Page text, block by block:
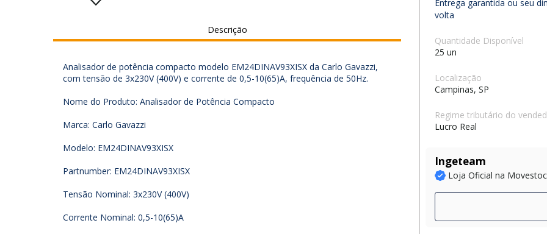
Descrição
Analisador de potência compacto modelo EM24DINAV93XISX da Carlo Gavazzi,
com tensão de 3x230V (400V) e corrente de 0,5-10(65)A, frequência de 50Hz.
Nome do Produto: Analisador de Potência Compacto
Marca: Carlo Gavazzi
Modelo: EM24DINAV93XISX
Partnumber: EM24DINAV93XISX
Tensão Nominal: 3x230V (400V)
Corrente Nominal: 0,5-10(65)A
Entrega garantida ou seu
volta
Quantidade Disponível
25 un
Localização
Campinas, SP
Regime tributário do
Lucro Real
Ingeteam
Loja Oficial na